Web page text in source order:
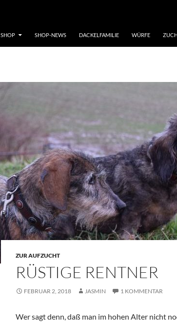
SHOP SHOP-NEWS DACKELFAMILIE WÜRFE
ZUR AUFZUCHT
RÜSTIGE RENTNER
FEBRUAR 2, 2018 JASMIN 1 KOMMENTAR
Wer sagt denn, daß man im hohen Alter nicht